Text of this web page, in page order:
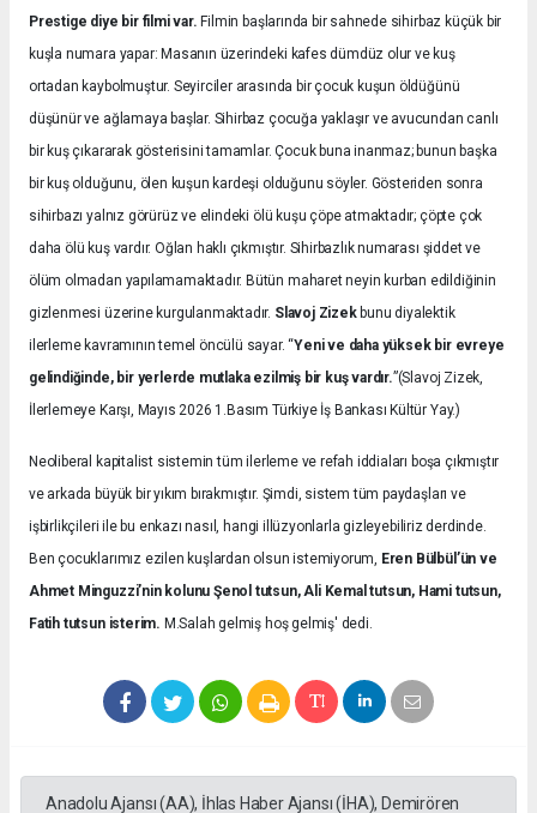
Prestige diye bir filmi var. Filmin başlarında bir sahnede sihirbaz küçük bir
kuşla numara yapar: Masanın üzerindeki kafes dümdüz olur ve kuş
ortadan kaybolmuştur. Seyirciler arasında bir çocuk kuşun öldüğünü
düşünür ve ağlamaya başlar. Sihirbaz çocuğa yaklaşır ve avucundan canlı
bir kuş çıkararak gösterisini tamamlar. Çocuk buna inanmaz; bunun başka
bir kuş olduğunu, ölen kuşun kardeşi olduğunu söyler. Gösteriden sonra
sihirbazı yalnız görürüz ve elindeki ölü kuşu çöpe atmaktadır; çöpte çok
daha ölü kuş vardır. Oğlan haklı çıkmıştır. Sihirbazlık numarası şiddet ve
ölüm olmadan yapılamamaktadır. Bütün maharet neyin kurban edildiğinin
gizlenmesi üzerine kurgulanmaktadır. Slavoj Zizekbunu diyalektik
ilerleme kavramının temel öncülü sayar. “Yeni ve daha yüksek bir evreye
gelindiğinde, bir yerlerde mutlaka ezilmiş bir kuş vardır.”(Slavoj Zizek,
İlerlemeye Karşı, Mayıs 2026 1.Basım Türkiye İş Bankası Kültür Yay.)
Neoliberal kapitalist sistemin tüm ilerleme ve refah iddiaları boşa çıkmıştır
ve arkada büyük bir yıkım bırakmıştır. Şimdi, sistem tüm paydaşları ve
işbirlikçileri ile bu enkazı nasıl, hangi illüzyonlarla gizleyebiliriz derdinde.
Ben çocuklarımız ezilen kuşlardan olsun istemiyorum, Eren Bülbül’ün ve
Ahmet Minguzzi’nin kolunu Şenol tutsun, Ali Kemal tutsun, Hami tutsun,
Fatih tutsun isterim. M.Salah gelmiş hoş gelmiş' dedi.
Anadolu Ajansı (AA), İhlas Haber Ajansı (İHA), Demirören